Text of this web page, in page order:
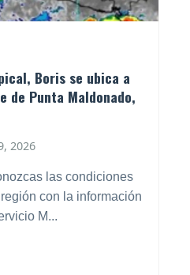
Boris se ubica a
de Punta Maldonado,
2026
las condiciones
con la información
M...